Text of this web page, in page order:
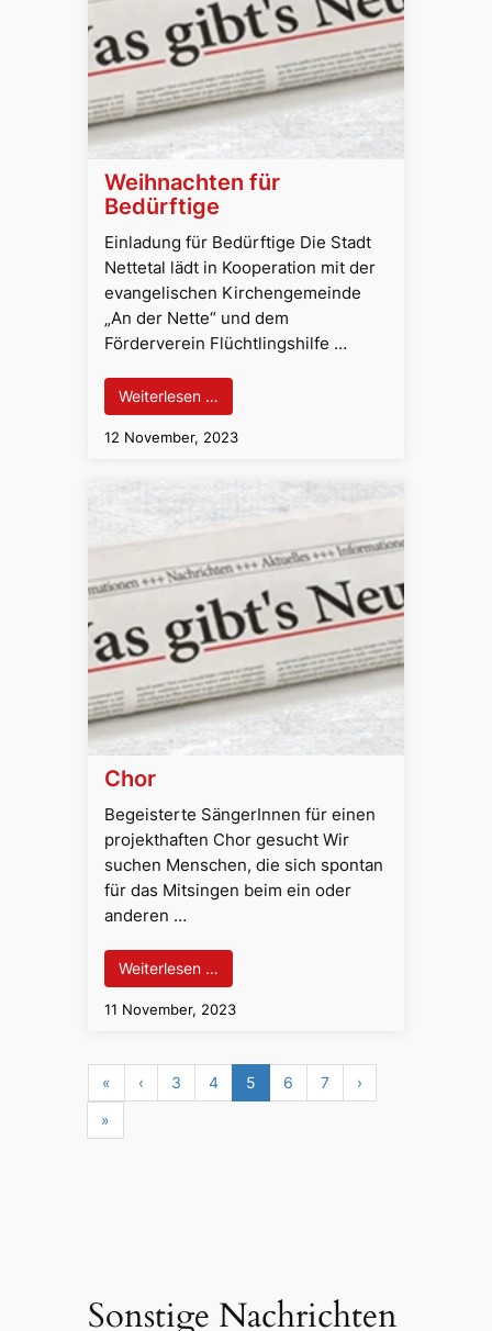
Weihnachten für
Bedürftige
Einladung für Bedürftige Die Stadt
Nettetal lädt in Kooperation mit der
evangelischen Kirchengemeinde
„An der Nette“ und dem
Förderverein Flüchtlingshilfe …
Weiterlesen …
12 November, 2023
Chor
Begeisterte SängerInnen für einen
projekthaften Chor gesucht Wir
suchen Menschen, die sich spontan
für das Mitsingen beim ein oder
anderen …
Weiterlesen …
11 November, 2023
« ‹ 3 4 5 6 7
›
»
Sonstige Nachrichten